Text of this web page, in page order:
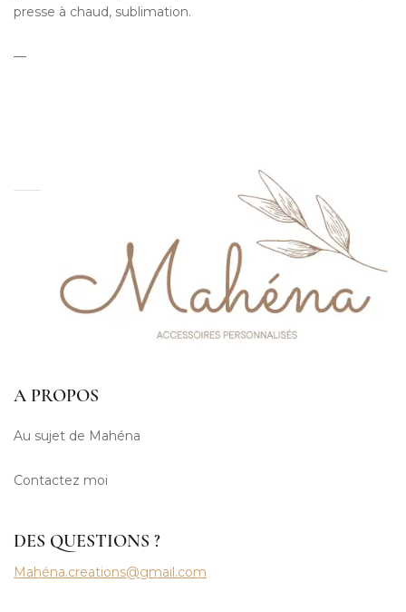
presse à chaud, sublimation.
—
A PROPOS
Au sujet de Mahéna
Contactez moi
DES QUESTIONS ?
Mahéna.creations@gmail.com